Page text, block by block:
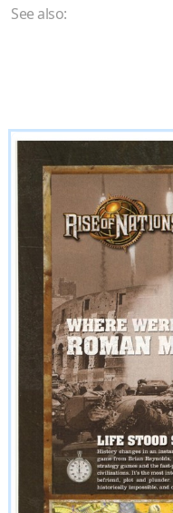
See also: